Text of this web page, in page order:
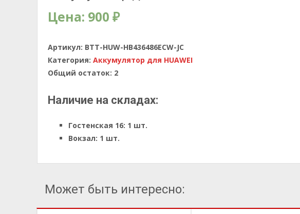
Цена: 900 ₽
Артикул: BTT-HUW-HB436486ECW-JC
Категория: Аккумулятор для HUAWEI
Общий остаток: 2
Наличие на складах:
Гостенская 16: 1 шт.
Вокзал: 1 шт.
Может быть интересно: